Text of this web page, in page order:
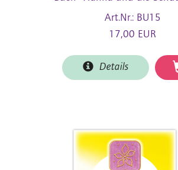
Art.Nr.: BU15
17,00 EUR
Details